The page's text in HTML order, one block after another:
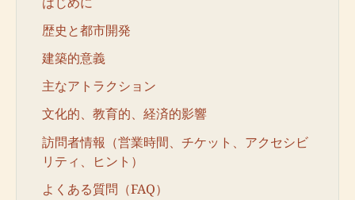
歴史と都市開発
建築的意義
主なアトラクション
文化的、教育的、経済的影響
訪問者情報（営業時間、チケット、アクセシビ
リティ、ヒント）
よくある質問（FAQ）